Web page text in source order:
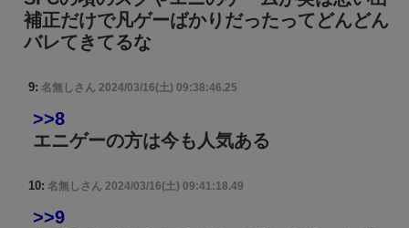
補正だけで凡ゲーばかりだったってどんどん
バレてきてるな
9: 名無しさん 2024/03/16(土) 09:38:46.25
>>8
エニゲーの方は今も人気ある
10: 名無しさん 2024/03/16(土) 09:41:18.49
>>9